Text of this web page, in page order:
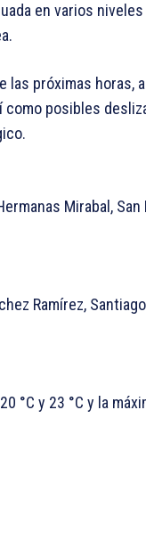
en varios
las próximas horas,
como posibles
Mirabal,
Ramírez,
°C y 23 °C y la